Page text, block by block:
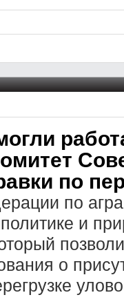
по
по
и
о